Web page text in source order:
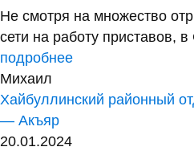
Не смотря на множество
сети на работу приставов,
подробнее
Михаил
Хайбуллинский районный
— Акъяр
20.01.2024